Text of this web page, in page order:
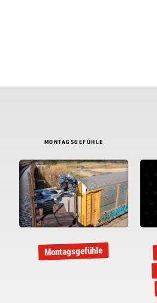
MONTAGSGEFÜHLE
Montagsgefühle